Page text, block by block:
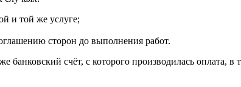
и той же услуге;
сторон до выполнения работ.
банковский счёт, с которого производилась оплата,